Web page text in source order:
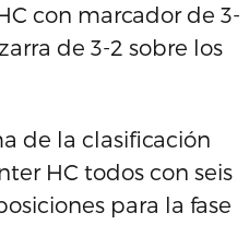
con marcador de 3-
de 3-2 sobre los
de la clasificación
HC todos con seis
para la fase